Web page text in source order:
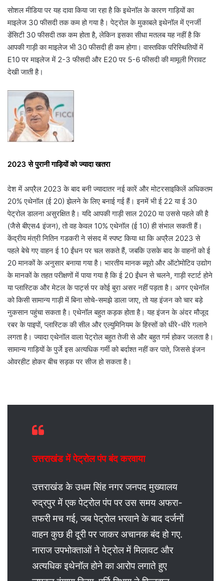
सोशल मीडिया पर यह दावा किया जा रहा है कि इथेनॉल के कारण गाड़ियों का
माइलेज 30 फीसदी तक कम हो गया है। पेट्रोल के मुकाबले इथेनॉल में एनर्जी
डेंसिटी 30 फीसदी तक कम होता है, लेकिन इसका सीधा मतलब यह नहीं है कि
आपकी गाड़ी का माइलेज भी 30 फीसदी ही कम होगा। वास्तविक परिस्थितियों में
E10 पर माइलेज में 2-3 फीसदी और E20 पर 5-6 फीसदी की मामूली गिरावट
देखी जाती है।
2023 से पुरानी गाड़ियों को ज्यादा खतरा
देश में अप्रैल 2023 के बाद बनी ज्यादातर नई कारें और मोटरसाइकिलें अधिकतम
20% एथेनॉल (ई 20) झेलने के लिए बनाई गई हैं। इनमें भी ई 22 या ई 30
पेट्रोल डालना असुरक्षित है। यदि आपकी गाड़ी साल 2020 या उससे पहले की है
(जैसे बीएस4 इंजन), तो वह केवल 10% एथेनॉल (ई 10) ही संभाल सकती हैं।
केंद्रीय मंत्री नितिन गडकरी ने संसद में स्पष्ट किया था कि अप्रैल 2023 से
पहले बेचे गए वाहन ई 10 ईंधन पर चल सकते हैं, जबकि उसके बाद के वाहनों को ई
20 मानकों के अनुसार बनाया गया है। भारतीय मानक ब्यूरो और ऑटोमोटिव उद्योग
के मानकों के तहत परीक्षणों में पाया गया है कि ई 20 ईंधन से चलने, गाड़ी स्टार्ट होने
या प्लास्टिक और मेटल के पार्ट्स पर कोई बुरा असर नहीं पड़ता है। अगर एथेनॉल
को किसी सामान्य गाड़ी में बिना सोचे-समझे डाला जाए, तो यह इंजन को चार बड़े
नुकसान पहुंचा सकता है। एथेनॉल बहुत कड़क होता है। यह इंजन के अंदर मौजूद
रबर के पाइपों, प्लास्टिक की सील और एल्युमिनियम के हिस्सों को धीरे-धीरे गलाने
लगता है। ज्यादा एथेनॉल वाला पेट्रोल बहुत तेजी से और बहुत गर्म होकर जलता है।
सामान्य गाड़ियों के पुर्जे इस अत्यधिक गर्मी को बर्दाश्त नहीं कर पाते, जिससे इंजन
ओवरहीट होकर बीच सड़क पर सीज हो सकता है।
उत्तराखंड में पेट्रोल पंप बंद करवाया
उत्तराखंड के उधम सिंह नगर जनपद मुख्यालय
रुद्रपुर में एक पेट्रोल पंप पर उस समय अफरा-
तफरी मच गई, जब पेट्रोल भरवाने के बाद दर्जनों
वाहन कुछ ही दूरी पर जाकर अचानक बंद हो गए.
नाराज उपभोक्ताओं ने पेट्रोल में मिलावट और
अत्यधिक इथेनॉल होने का आरोप लगाते हुए